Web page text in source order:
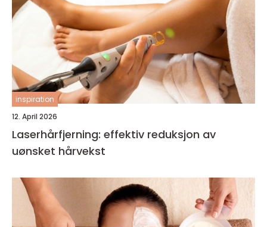
inspiration
12. April 2026
Laserhårfjerning: effektiv reduksjon av
uønsket hårvekst